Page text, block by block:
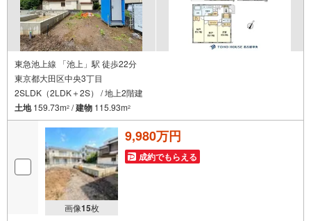
東急池上線 「池上」駅 徒歩22分
東京都大田区中央3丁目
2SLDK（2LDK＋2S） / 地上2階建
土地159.73m2 /建物 115.93m2
画像15枚
9,980万円
成約でもらえる